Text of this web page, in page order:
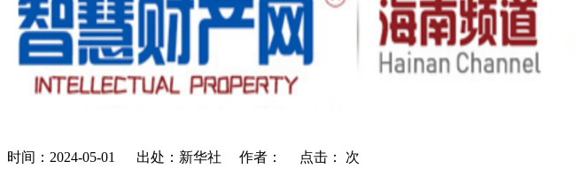
时间：2024-05-01 出处：新华社 作者： 点击： 次